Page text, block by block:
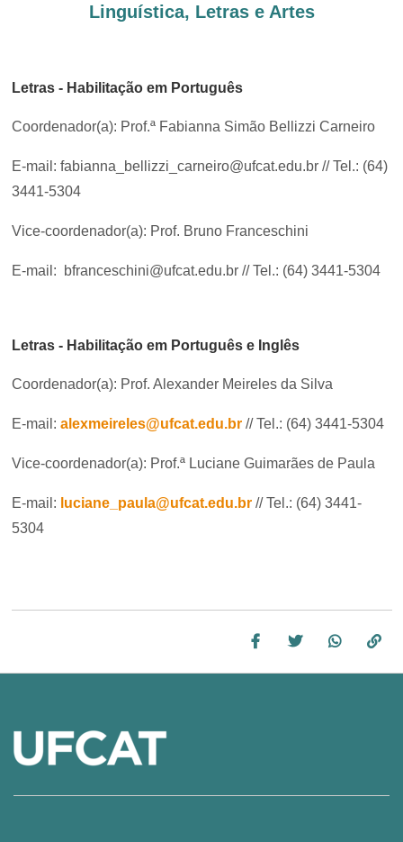
Linguística, Letras e Artes
Letras - Habilitação em Português
Coordenador(a): Prof.ª Fabianna Simão Bellizzi Carneiro
E-mail: fabianna_bellizzi_carneiro@ufcat.edu.br // Tel.: (64)
3441-5304
Vice-coordenador(a): Prof. Bruno Franceschini
E-mail: bfranceschini@ufcat.edu.br // Tel.: (64) 3441-5304
Letras - Habilitação em Português e Inglês
Coordenador(a): Prof. Alexander Meireles da Silva
E-mail: alexmeireles@ufcat.edu.br // Tel.: (64) 3441-5304
Vice-coordenador(a): Prof.ª Luciane Guimarães de Paula
E-mail: luciane_paula@ufcat.edu.br // Tel.: (64) 3441-
5304